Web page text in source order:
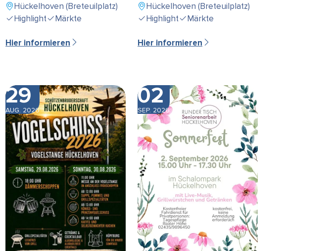
Hückelhoven (Breteuilplatz)
Highlight
Märkte
Hier informieren
Hückelhoven (Breteuilplatz)
Highlight
Märkte
Hier informieren
29
AUG. 2026
02
SEP. 2026